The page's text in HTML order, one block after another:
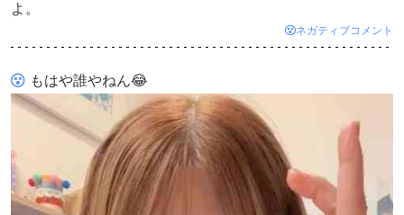
よ。
ネガティブコメント
もはや誰やねん😂